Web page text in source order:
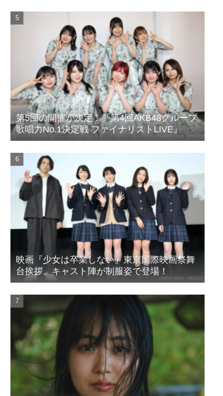
第5回の開催が決定！『第4回AKB48グループ
歌唱力No.1決定戦 ファイナリストLIVE』
映画『少女は卒業しない』東京国際映画祭舞
台挨拶。キャスト陣が制服姿で登場！